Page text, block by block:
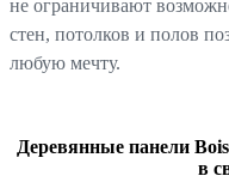
не ограничивают
стен, потолков и полов
любую мечту.
Деревянные панели
в